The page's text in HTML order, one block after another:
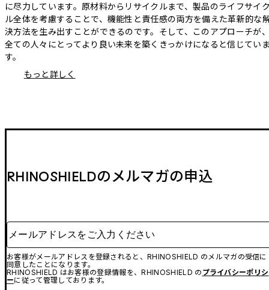
に尽力しています。原材料からリサイクルまで、製品のライフサイ
ル全体を考慮することで、機能性と責任感の両方を備えた革新的な
決方法を生み出すことができるのです。そして、このアプローチが
全ての人々にとってより良い未来を築くきっかけになると信じてい
す。
もっと詳しく
RHINOSHIELDのメルマガの申込
メールアドレスをご入力ください
お客様がメールアドレスを登録されると、RHINOSHIELD のメルマガの受信に
同意したことになります。
RHINOSHIELD はお客様の登録情報を、RHINOSHIELD の プライバシーポリシ
ーに従って管理しております。